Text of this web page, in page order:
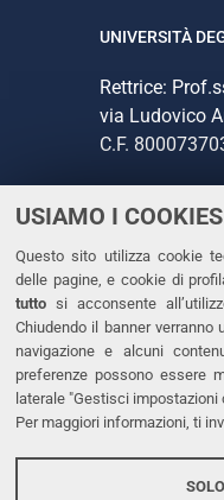
USIAMO I COOKIES
Questo sito utilizza cookie
delle pagine, e cookie di
tutto si acconsente
Chiudendo il banner
navigazione e alcuni
preferenze possono essere
laterale "Gestisci impostazioni
Per maggiori informazioni, ti
UNIVERSITÀ
Rettrice:
via Ludovico
C.F.
CONTATTI
Tel. +39 0532
Fax. +39 0532
PEC
LINKS